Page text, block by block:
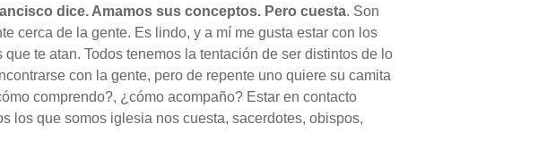
dice. Amamos sus conceptos. Pero cuesta. Son
cerca de la gente. Es lindo, y a mí me gusta estar con los
te atan. Todos tenemos la tentación de ser distintos de lo
con la gente, pero de repente uno quiere su camita
comprendo?, ¿cómo acompaño? Estar en contacto
los que somos iglesia nos cuesta, sacerdotes, obispos,